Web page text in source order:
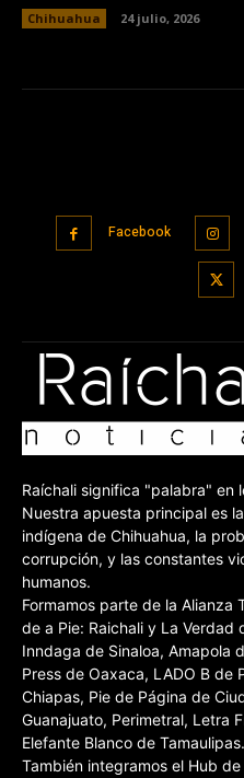
Chihuahua 24 julio, 2026
Facebook
Raíchali significa "palabra" en
Nuestra apuesta principal es
indígena de Chihuahua, la
corrupción, y las constantes
humanos.
Formamos parte de la Alianza
de a Pie: Raichali y La Verdad
Inndaga de Sinaloa, Amapola
Press de Oaxaca, LADO B de
Chiapas, Pie de Página de
Guanajuato, Perimetral, Letra
Elefante Blanco de Tamaulipas.
También integramos el Hub